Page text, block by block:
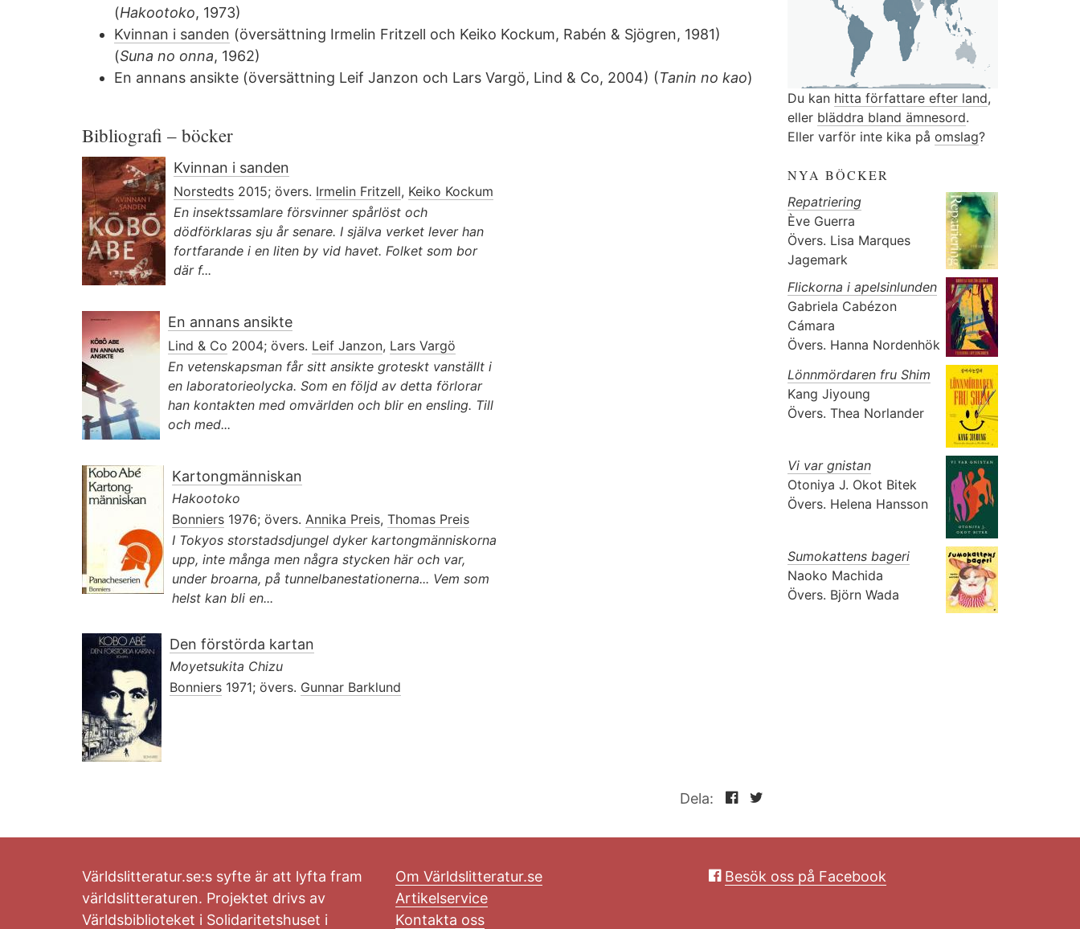
(Hakootoko, 1973)
Kvinnan i sanden (översättning Irmelin Fritzell och Keiko Kockum, Rabén & Sjögren, 1981)
(Suna no onna, 1962)
En annans ansikte (översättning Leif Janzon och Lars Vargö, Lind & Co, 2004) (Tanin no kao)
Bibliografi – böcker
Kvinnan i sanden
Norstedts 2015; övers. Irmelin Fritzell, Keiko Kockum
En insektssamlare försvinner spårlöst och
dödförklaras sju år senare. I själva verket lever han
fortfarande i en liten by vid havet. Folket som bor
där f...
En annans ansikte
Lind & Co 2004; övers. Leif Janzon, Lars Vargö
En vetenskapsman får sitt ansikte groteskt vanställt i
en laboratorieolycka. Som en följd av detta förlorar
han kontakten med omvärlden och blir en ensling. Till
och med...
Kartongmänniskan
Hakootoko
Bonniers 1976; övers. Annika Preis, Thomas Preis
I Tokyos storstadsdjungel dyker kartongmänniskorna
upp, inte många men några stycken här och var,
under broarna, på tunnelbanestationerna... Vem som
helst kan bli en...
Den förstörda kartan
Moyetsukita Chizu
Bonniers 1971; övers. Gunnar Barklund
Dela:
Du kan hitta författare efter land,
eller bläddra bland ämnesord.
Eller varför inte kika på omslag?
NYA BÖCKER
Repatriering
Ève Guerra
Övers. Lisa Marques
Jagemark
Flickorna i apelsinlunden
Gabriela Cabézon
Cámara
Övers. Hanna Nordenhök
Lönnmördaren fru Shim
Kang Jiyoung
Övers. Thea Norlander
Vi var gnistan
Otoniya J. Okot Bitek
Övers. Helena Hansson
Sumokattens bageri
Naoko Machida
Övers. Björn Wada
Världslitteratur.se:s syfte är att lyfta fram
världslitteraturen. Projektet drivs av
Världsbiblioteket i Solidaritetshuset i
Om Världslitteratur.se
Artikelservice
Kontakta oss
Besök oss på Facebook